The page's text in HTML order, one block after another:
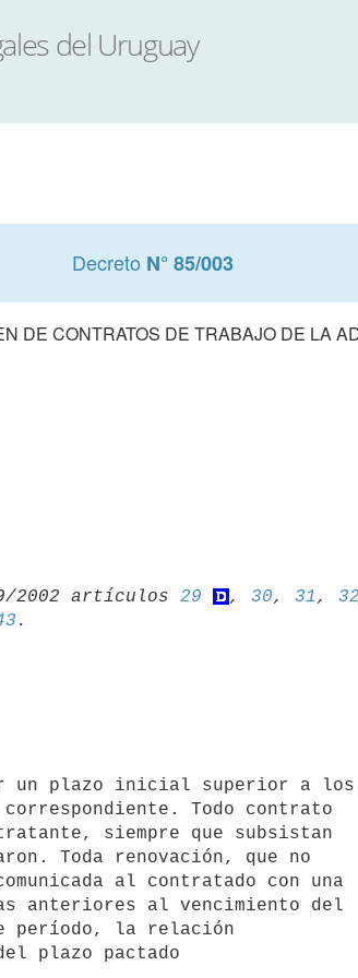
Decreto N° 85/003
DE CONTRATOS DE TRABAJO DE LA
2002 artículos 29 , 30, 31 , 32
Todo contrato
siempre que subsistan
Toda renovación, que no
al contratado con una
anteriores al vencimiento del
período, la relación
plazo pactado